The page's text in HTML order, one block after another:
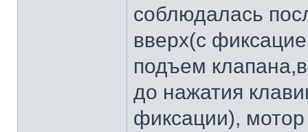
соблюдалась
вверх(с
подъем
до нажатия
фиксации),